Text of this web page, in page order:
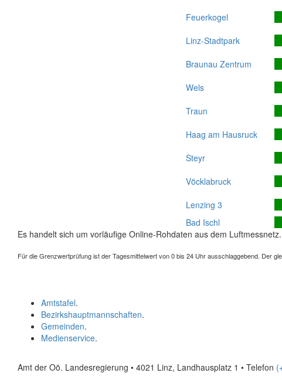
Feuerkogel
Linz-Stadtpark
Braunau Zentrum
Wels
Traun
Haag am Hausruck
Steyr
Vöcklabruck
Lenzing 3
Bad Ischl
Es handelt sich um vorläufige Online-Rohdaten aus dem Luftmessnetz.
Für die Grenzwertprüfung ist der Tagesmittelwert von 0 bis 24 Uhr ausschlaggebend. Der
Amtstafel.
Bezirkshauptmannschaften.
Gemeinden.
Medienservice.
Amt der Oö. Landesregierung • 4021 Linz, Landhausplatz 1 • Telefon